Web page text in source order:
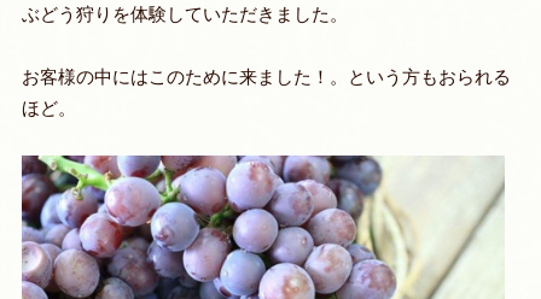
ぶどう狩りを体験していただきました。
お客様の中にはこのために来ました！。という方もおられる
ほど。